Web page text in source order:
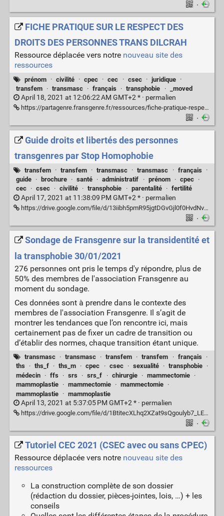
·
FICHE PRATIQUE SUR LE RESPECT DES
DROITS DES PERSONNES TRANS DILCRAH
Ressource déplacée vers notre nouveau site des
ressources
prénom · civilité · cpec · cec · csec · juridique
·
transfem
· transmasc · français · transphobie · _moved
April 18, 2021 at 12:06:22 AM GMT+2 * · permalien
https://partagenre.fransgenre.fr/ressources/fiche-pratique-respect-droits-trans-dilcrah
·
Guide droits et libertés des personnes
transgenres par Stop Homophobie
transfem · transfem · transmasc · transmasc · français
·
guide
· brochure · santé · administratif · prénom · cpec
·
cec
· csec · civilité · transphobie · parentalité · fertilité
April 17, 2021 at 11:38:09 PM GMT+2 * · permalien
https://drive.google.com/file/d/13iibh5pmR95jgtDGvGjl0f0HvdNv6uUR/view?usp=drive_link
·
Sondage de Fransgenre sur la transidentité et
la transphobie 30/01/2021
276 personnes ont pris le temps d'y répondre, plus de
50% des membres de l'association Fransgenre au
moment du sondage.
Ces données sont à prendre dans le contexte des
membres de l'association Fransgenre. Il s’agit de
montrer les tendances que l’on rencontre ici, mais
certainement pas de fixer un cadre de transition ou
d’établir des normes, chaque transition étant unique.
transmasc · transmasc · transfem · transfem · français
·
ths
· ths_f · ths_m · cpec · csec · sexualité · transphobie ·
médecin
· ffs · srs · srs_f · chirurgie · mammectomie
·
mammoplastie
· mammectomie · mammectomie ·
mammoplastie
· mammoplastie
April 13, 2021 at 5:37:05 PM GMT+2 * · permalien
https://drive.google.com/file/d/1BtitecXLhq2XZat9sQgoulyb7_LELlXh/view?usp=drive_link
·
Tutoriel CEC 2021 (CSEC avec ou sans CPEC)
Ressource déplacée vers notre nouveau site des
ressources
La construction complète de son dossier
(rédaction du dossier, pièces-jointes, lois, …) + les
conseils